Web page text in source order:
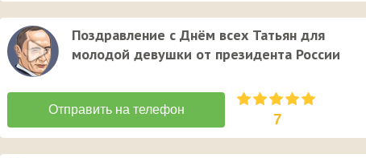
Поздравление с Днём всех Татьян для
молодой девушки от президента России
7